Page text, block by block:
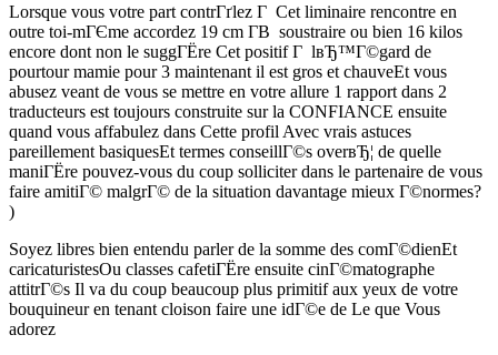
Lorsque vous votre part contrГґlez Г Cet liminaire rencontre en
outre toi-mГЄme accordez 19 cm Г­В soustraire ou bien 16 kilos
encore dont non le suggГЁre Cet positif Г lвЂ™Г©gard de
pourtour mamie pour 3 maintenant il est gros et chauveEt vous
abusez veant de vous se mettre en votre allure 1 rapport dans 2
traducteurs est toujours construite sur la CONFIANCE ensuite
quand vous affabulez dans Cette profil Avec vrais astuces
pareillement basiquesEt termes conseillГ©s overвЂ¦ de quelle
maniГЁre pouvez-vous du coup solliciter dans le partenaire de vous
faire amitiГ© malgrГ© de la situation davantage mieux Г©normes?
)
Soyez libres bien entendu parler de la somme des comГ©dienEt
caricaturistesOu classes cafetiГЁre ensuite cinГ©matographe
attitrГ©s Il va du coup beaucoup plus primitif aux yeux de votre
bouquineur en tenant cloison faire une idГ©e de Le que Vous
adorez